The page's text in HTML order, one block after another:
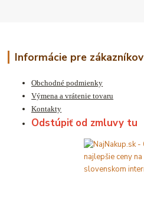
Informácie pre zákazníkov
Obchodné podmienky
Výmena a vrátenie tovaru
Kontakty
Odstúpiť od zmluvy tu